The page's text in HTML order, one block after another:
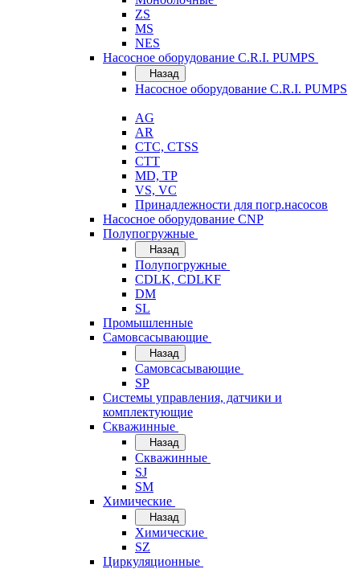
ZS
MS
NES
Насосное оборудование C.R.I. PUMPS
Назад
Насосное оборудование C.R.I. PUMPS
AG
AR
CTC, CTSS
CTT
MD, TP
VS, VC
Принадлежности для погр.насосов
Насосное оборудование CNP
Полупогружные
Назад
Полупогружные
CDLK, CDLKF
DM
SL
Промышленные
Самовсасывающие
Назад
Самовсасывающие
SP
Системы управления, датчики и
комплектующие
Скважинные
Назад
Скважинные
SJ
SM
Химические
Назад
Химические
SZ
Циркуляционные